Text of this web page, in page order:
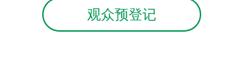
观众预登记